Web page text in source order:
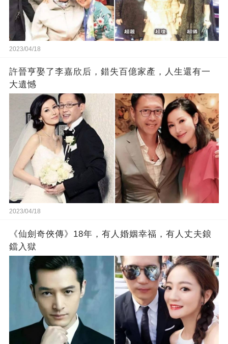
2023/04/18
許晉亨娶了李嘉欣后，錯失百億家產，人生還有一
大遺憾
2023/04/18
《仙劍奇俠傳》18年，有人婚姻幸福，有人丈夫鋃
鐺入獄